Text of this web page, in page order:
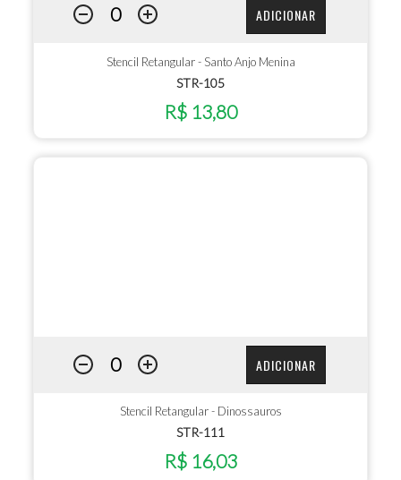
ADICIONAR
Stencil Retangular - Santo Anjo Menina
STR-105
R$ 13,80
ADICIONAR
Stencil Retangular - Dinossauros
STR-111
R$ 16,03